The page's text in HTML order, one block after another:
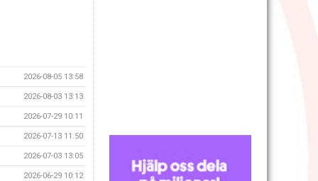
2026-08-05 13:58
2026-08-03 13:13
2026-07-29 10:11
2026-07-13 11:50
2026-07-03 13:05
2026-06-29 10:12